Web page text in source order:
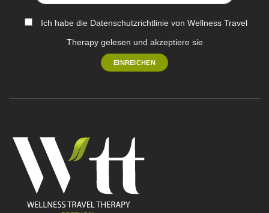
Ich habe die Datenschutzrichtlinie von Wellness Travel
Therapy gelesen und akzeptiere sie